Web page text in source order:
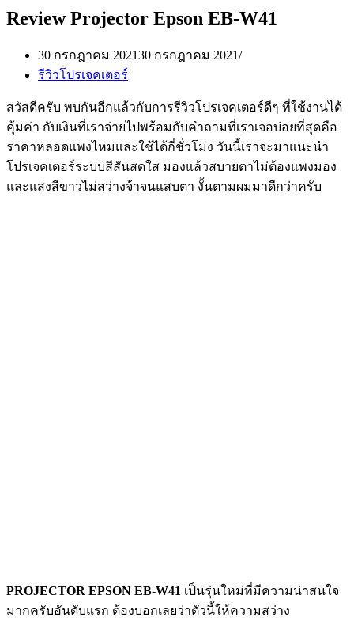
Review Projector Epson EB-W41
30 กรกฎาคม 202130 กรกฎาคม 2021
รีวิวโปรเจคเตอร์
สวัสดีครับ พบกันอีกแล้วกับการรีวิวโปรเจคเตอร์ดีๆ ที่ใช้งานได้
คุ้มค่า กับเงินที่เราจ่ายไปพร้อมกับคำถามที่เราเจอบ่อยที่สุดคือ
ราคาหลอดแพงไหมและใช้ได้กี่ชั่วโมง วันนี้เราจะมาแนะนำ
โปรเจคเตอร์ระบบสีสันสดใส มองแล้วสบายตาไม่ต้องแพงมอง
และแสงสีขาวไม่สว่างจ้าจนแสบตา งั้นตามผมมาดีกว่าครับ
PROJECTOR EPSON EB-W41 เป็นรุ่นใหม่ที่มีความน่าสนใจ
มากครับอันดับแรก ต้องบอกเลยว่าตัวนี้ให้ความสว่าง